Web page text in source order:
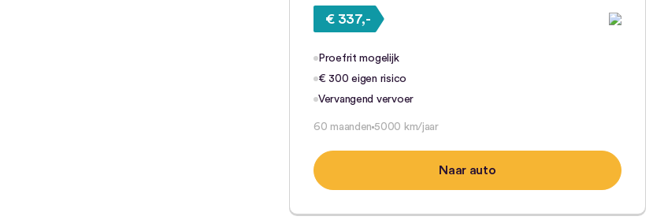
€ 337,-
Proefrit mogelijk
€ 300 eigen risico
Vervangend vervoer
60 maanden 5000 km/jaar
Naar auto